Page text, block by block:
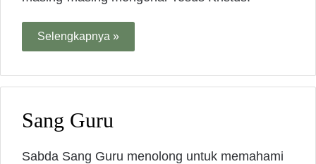
Selengkapnya »
Sang Guru
Sabda Sang Guru menolong untuk memahami